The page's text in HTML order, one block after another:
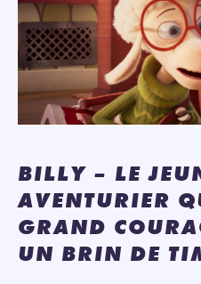
BILLY – LE
AVENTURIER
GRAND
UN BRIN DE